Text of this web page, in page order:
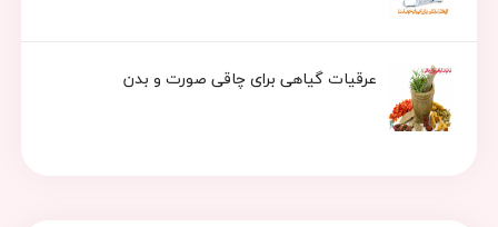
عرقیات گیاهی برای چاقی صورت و بدن